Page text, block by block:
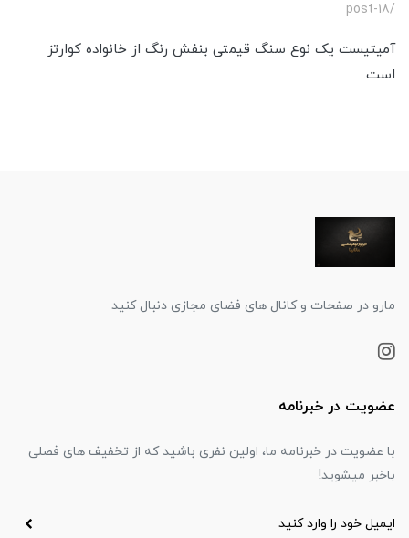
/post-18
آمیتیست یک نوع سنگ قیمتی بنفش رنگ از خانواده کوارتز
است.
مارو در صفحات و کانال های فضای مجازی دنبال کنید
عضویت در خبرنامه
با عضویت در خبرنامه ما، اولین نفری باشید که از تخفیف های فصلی
باخبر میشوید!